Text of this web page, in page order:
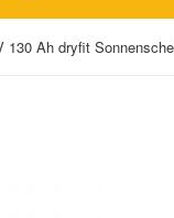
130 Ah dryfit